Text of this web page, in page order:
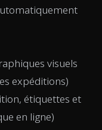
visuels
expéditions)
étiquettes et
en ligne)